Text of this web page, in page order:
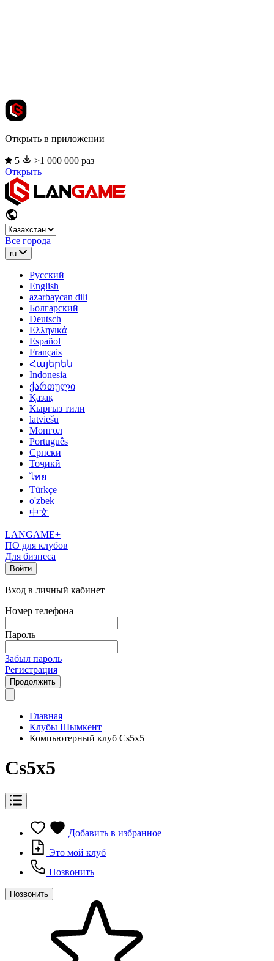
Открыть в приложении
5
>1 000 000 раз
Открыть
Все города
ru
Русский
English
azərbaycan dili
Болгарский
Deutsch
Ελληνικά
Español
Français
Հայերեն
Indonesia
ქართული
Қазақ
Кыргыз тили
latviešu
Монгол
Português
Српски
Тоҷикӣ
ไทย
Türkçe
o'zbek
中文
LANGAME+
ПО для клубов
Для бизнеса
Войти
Вход в личный кабинет
Номер телефона
Пароль
Забыл пароль
Регистрация
Продолжить
Главная
Клубы Шымкент
Компьютерный клуб Cs5x5
Cs5x5
Добавить в избранное
Это мой клуб
Позвонить
Позвонить